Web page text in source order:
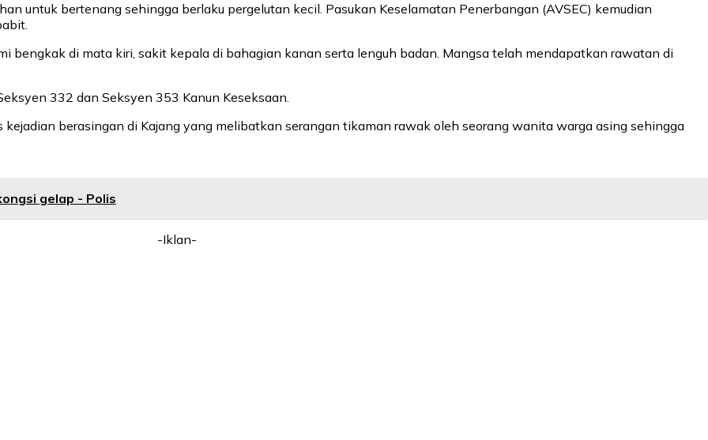
untuk bertenang sehingga berlaku pergelutan kecil. Pasukan Keselamatan Penerbangan (AVSEC) kemudian
bengkak di mata kiri, sakit kepala di bahagian kanan serta lenguh badan. Mangsa telah mendapatkan rawatan di
332 dan Seksyen 353 Kanun Keseksaan.
berasingan di Kajang yang melibatkan serangan tikaman rawak oleh seorang wanita warga asing sehingga
gelap - Polis
-Iklan-